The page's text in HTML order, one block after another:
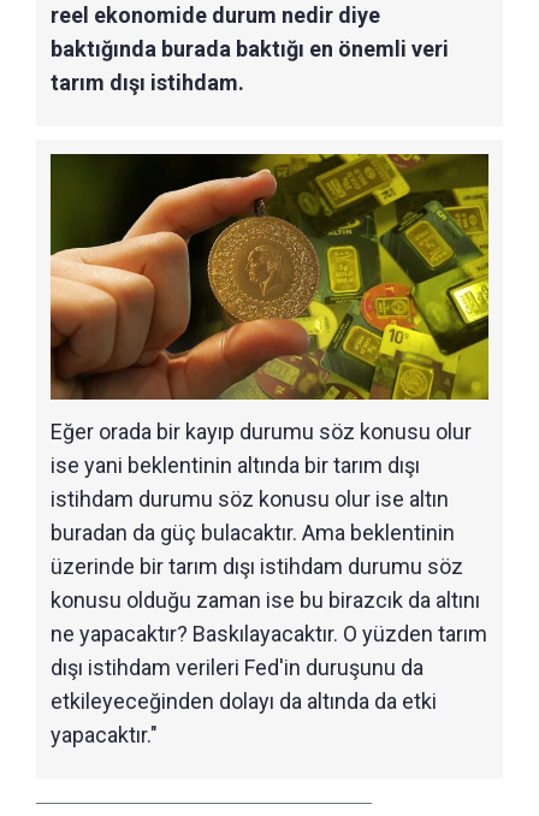
reel ekonomide durum nedir diye
baktığında burada baktığı en önemli veri
tarım dışı istihdam.
Eğer orada bir kayıp durumu söz konusu olur
ise yani beklentinin altında bir tarım dışı
istihdam durumu söz konusu olur ise altın
buradan da güç bulacaktır. Ama beklentinin
üzerinde bir tarım dışı istihdam durumu söz
konusu olduğu zaman ise bu birazcık da altını
ne yapacaktır? Baskılayacaktır. O yüzden tarım
dışı istihdam verileri Fed'in duruşunu da
etkileyeceğinden dolayı da altında da etki
yapacaktır."